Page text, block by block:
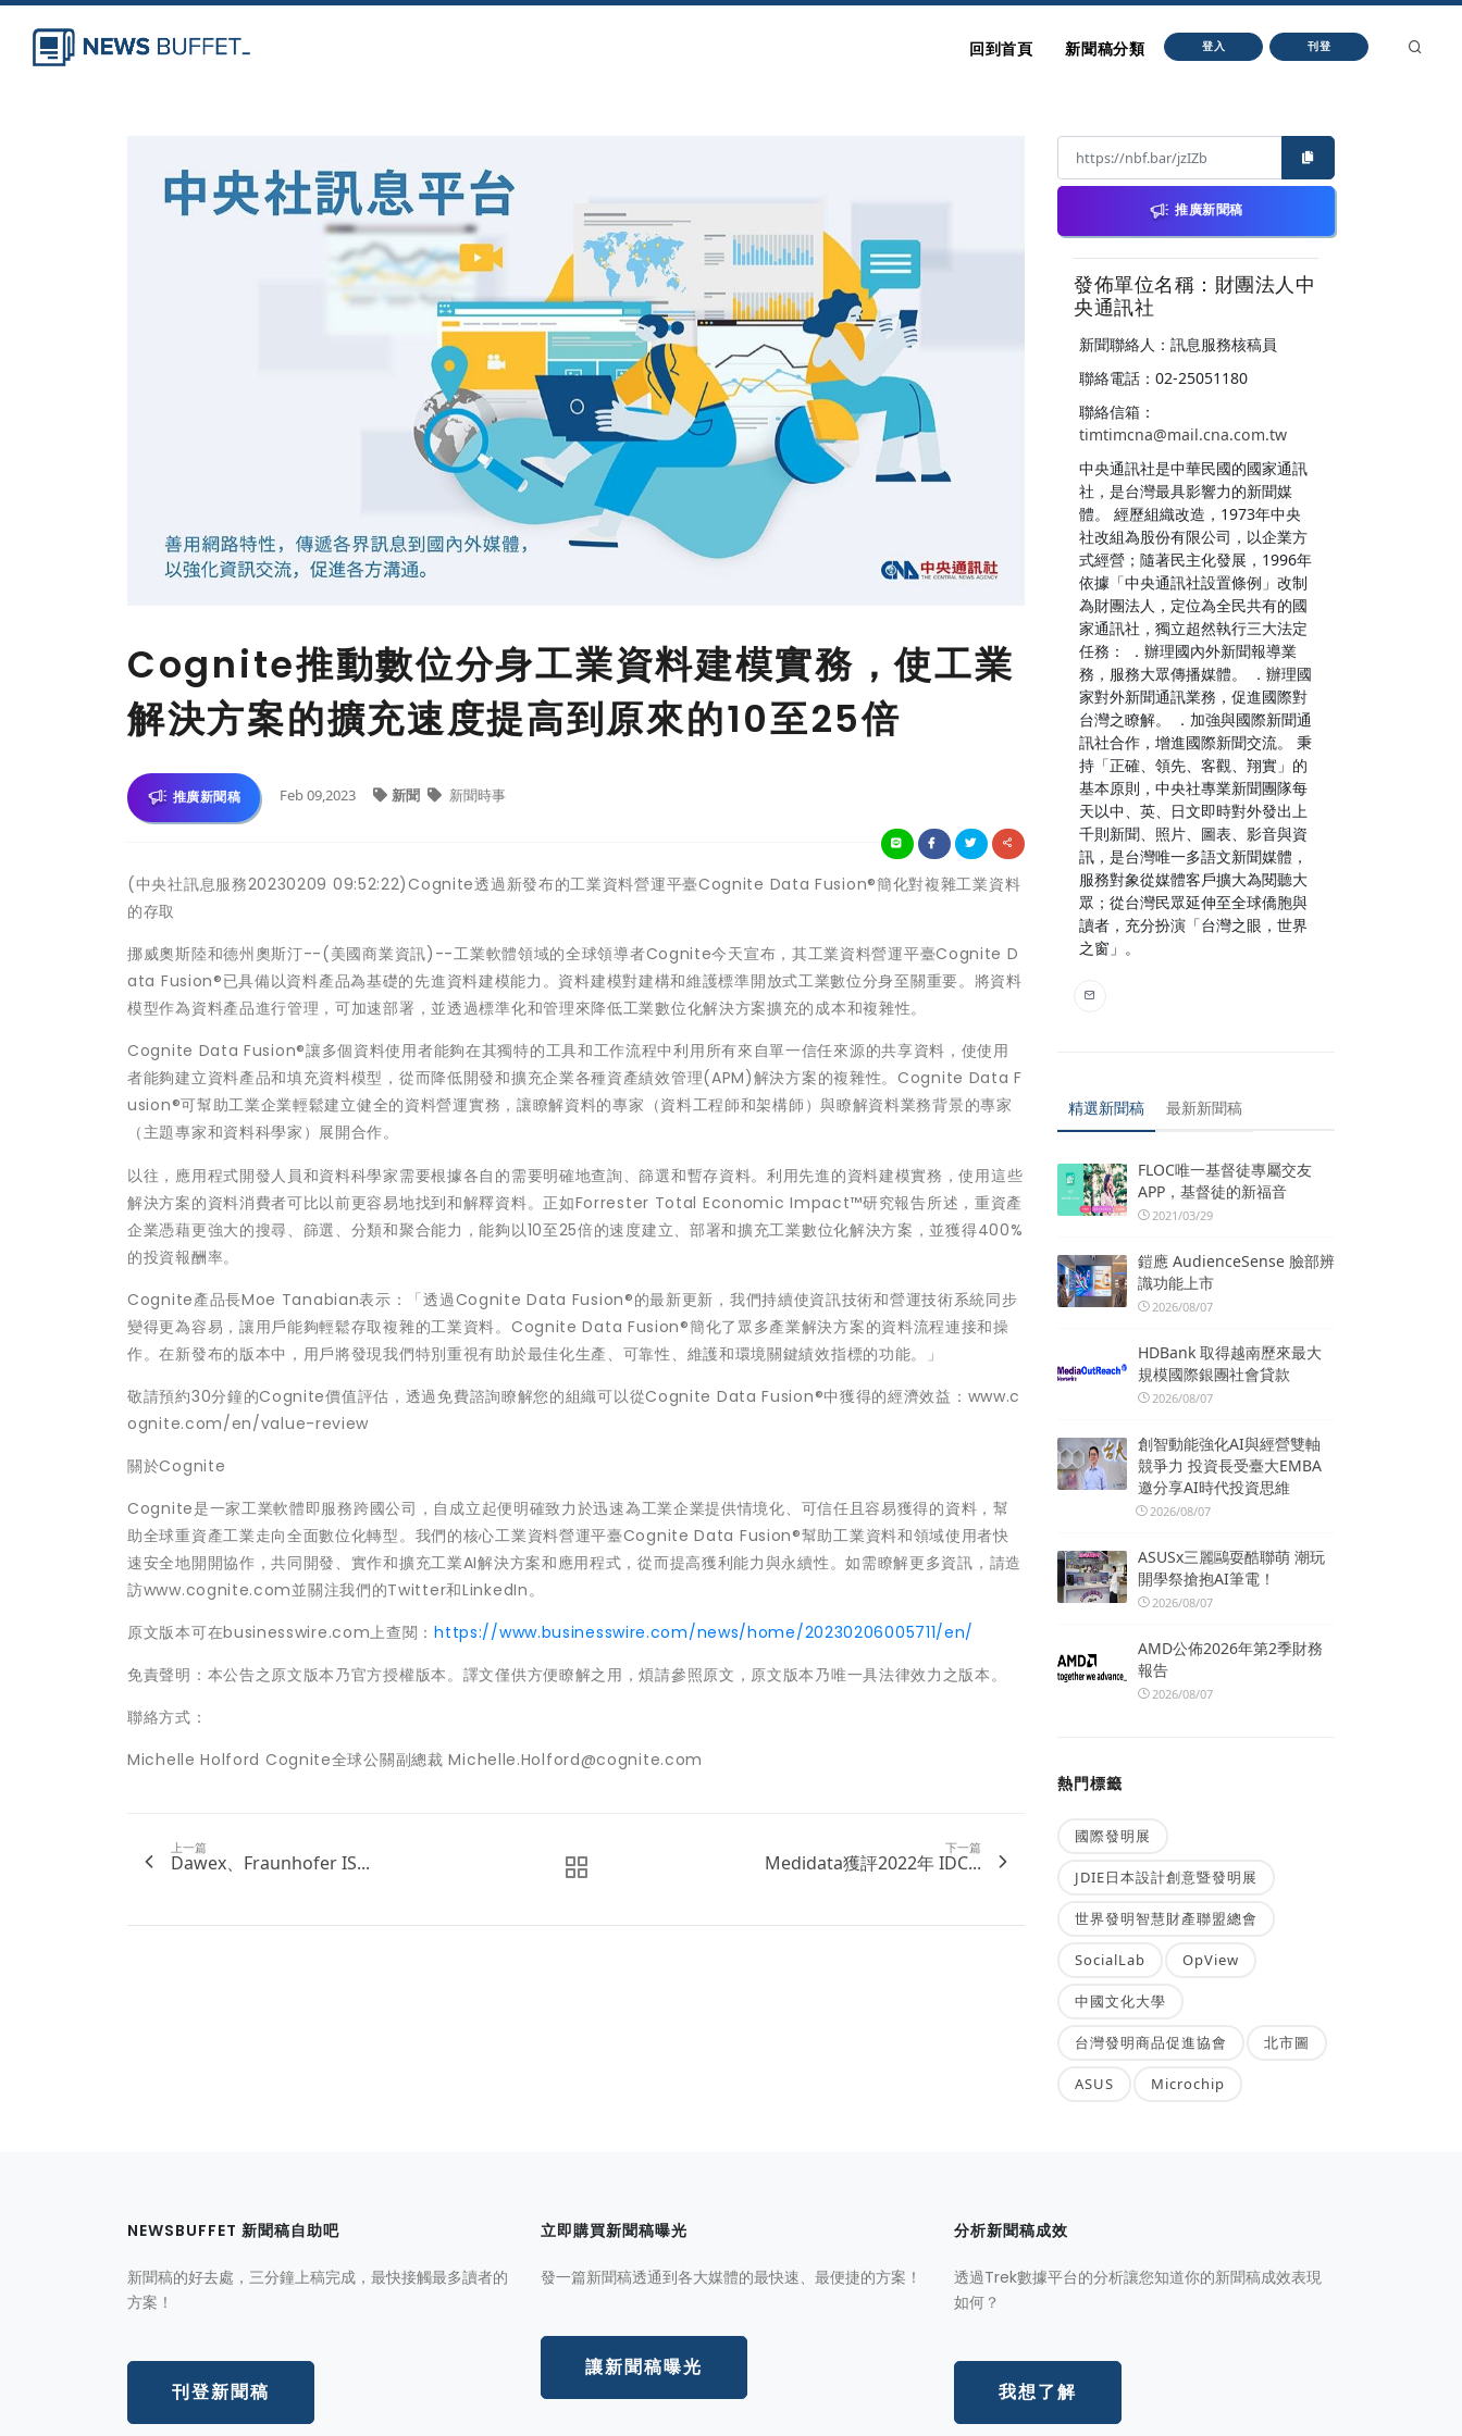
回到首頁 新聞稿分類 登入 刊登
Cognite推動數位分身工業資料建模實務，使工業
解決方案的擴充速度提高到原來的10至25倍
推廣新聞稿 Feb 09,2023 新聞 新聞時事
(中央社訊息服務20230209 09:52:22)Cognite透過新發布的工業資料營運平臺Cognite Data Fusion®簡化對複雜工業資料
的存取
挪威奧斯陸和德州奧斯汀--(美國商業資訊)--工業軟體領域的全球領導者Cognite今天宣布，其工業資料營運平臺Cognite D
ata Fusion®已具備以資料產品為基礎的先進資料建模能力。資料建模對建構和維護標準開放式工業數位分身至關重要。將資料
模型作為資料產品進行管理，可加速部署，並透過標準化和管理來降低工業數位化解決方案擴充的成本和複雜性。
Cognite Data Fusion®讓多個資料使用者能夠在其獨特的工具和工作流程中利用所有來自單一信任來源的共享資料，使使用
者能夠建立資料產品和填充資料模型，從而降低開發和擴充企業各種資產績效管理(APM)解決方案的複雜性。Cognite Data F
usion®可幫助工業企業輕鬆建立健全的資料營運實務，讓瞭解資料的專家（資料工程師和架構師）與瞭解資料業務背景的專家
（主題專家和資料科學家）展開合作。
以往，應用程式開發人員和資料科學家需要根據各自的需要明確地查詢、篩選和暫存資料。利用先進的資料建模實務，使用這些
解決方案的資料消費者可比以前更容易地找到和解釋資料。正如Forrester Total Economic Impact™研究報告所述，重資產
企業憑藉更強大的搜尋、篩選、分類和聚合能力，能夠以10至25倍的速度建立、部署和擴充工業數位化解決方案，並獲得400%
的投資報酬率。
Cognite產品長Moe Tanabian表示：「透過Cognite Data Fusion®的最新更新，我們持續使資訊技術和營運技術系統同步
變得更為容易，讓用戶能夠輕鬆存取複雜的工業資料。Cognite Data Fusion®簡化了眾多產業解決方案的資料流程連接和操
作。在新發布的版本中，用戶將發現我們特別重視有助於最佳化生產、可靠性、維護和環境關鍵績效指標的功能。」
敬請預約30分鐘的Cognite價值評估，透過免費諮詢瞭解您的組織可以從Cognite Data Fusion®中獲得的經濟效益：www.c
ognite.com/en/value-review
關於Cognite
Cognite是一家工業軟體即服務跨國公司，自成立起便明確致力於迅速為工業企業提供情境化、可信任且容易獲得的資料，幫
助全球重資產工業走向全面數位化轉型。我們的核心工業資料營運平臺Cognite Data Fusion®幫助工業資料和領域使用者快
速安全地開開協作，共同開發、實作和擴充工業AI解決方案和應用程式，從而提高獲利能力與永續性。如需瞭解更多資訊，請造
訪www.cognite.com並關注我們的Twitter和LinkedIn。
原文版本可在businesswire.com上查閱：https://www.businesswire.com/news/home/20230206005711/en/
免責聲明：本公告之原文版本乃官方授權版本。譯文僅供方便瞭解之用，煩請參照原文，原文版本乃唯一具法律效力之版本。
聯絡方式：
Michelle Holford Cognite全球公關副總裁 Michelle.Holford@cognite.com
上一篇
Dawex、Fraunhofer IS...
下一篇
Medidata獲評2022年 IDC...
推廣新聞稿
發佈單位名稱：財團法人中
央通訊社
新聞聯絡人：訊息服務核稿員
聯絡電話：02-25051180
聯絡信箱：
timtimcna@mail.cna.com.tw
中央通訊社是中華民國的國家通訊
社，是台灣最具影響力的新聞媒
體。 經歷組織改造，1973年中央
社改組為股份有限公司，以企業方
式經營；隨著民主化發展，1996年
依據「中央通訊社設置條例」改制
為財團法人，定位為全民共有的國
家通訊社，獨立超然執行三大法定
任務： ．辦理國內外新聞報導業
務，服務大眾傳播媒體。 ．辦理國
家對外新聞通訊業務，促進國際對
台灣之瞭解。 ．加強與國際新聞通
訊社合作，增進國際新聞交流。 秉
持「正確、領先、客觀、翔實」的
基本原則，中央社專業新聞團隊每
天以中、英、日文即時對外發出上
千則新聞、照片、圖表、影音與資
訊，是台灣唯一多語文新聞媒體，
服務對象從媒體客戶擴大為閱聽大
眾；從台灣民眾延伸至全球僑胞與
讀者，充分扮演「台灣之眼，世界
之窗」。
精選新聞稿 最新新聞稿
FLOC唯一基督徒專屬交友
APP，基督徒的新福音
2021/03/29
鎧應 AudienceSense 臉部辨
識功能上市
2026/08/07
HDBank 取得越南歷來最大
規模國際銀團社會貸款
2026/08/07
創智動能強化AI與經營雙軸
競爭力 投資長受臺大EMBA
邀分享AI時代投資思維
2026/08/07
ASUSx三麗鷗耍酷聯萌 潮玩
開學祭搶抱AI筆電！
2026/08/07
AMD公佈2026年第2季財務
報告
2026/08/07
熱門標籤
國際發明展
JDIE日本設計創意暨發明展
世界發明智慧財產聯盟總會
SocialLab OpView
中國文化大學
台灣發明商品促進協會 北市圖
ASUS Microchip
NEWSBUFFET 新聞稿自助吧
新聞稿的好去處，三分鐘上稿完成，最快接觸最多讀者的
方案！
刊登新聞稿
立即購買新聞稿曝光
發一篇新聞稿透通到各大媒體的最快速、最便捷的方案！
讓新聞稿曝光
分析新聞稿成效
透過Trek數據平台的分析讓您知道你的新聞稿成效表現
如何？
我想了解